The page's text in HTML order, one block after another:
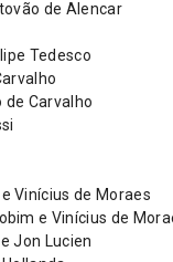
de Alencar
Tedesco
de Carvalho
Vinícius de Moraes
e Vinícius de
Jon Lucien